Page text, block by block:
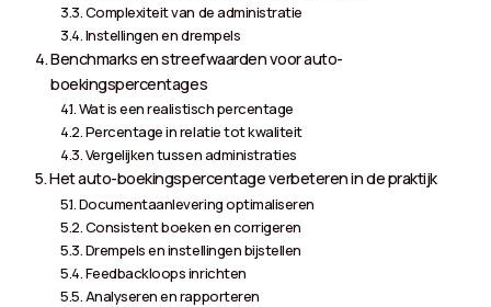
Complexiteit van de administratie
Instellingen en drempels
Benchmarks en streefwaarden voor auto-
boekingspercentages
Wat is een realistisch percentage
Percentage in relatie tot kwaliteit
Vergelijken tussen administraties
Het auto-boekingspercentage verbeteren in de praktijk
Documentaanlevering optimaliseren
Consistent boeken en corrigeren
Drempels en instellingen bijstellen
Feedbackloops inrichten
Analyseren en rapporteren